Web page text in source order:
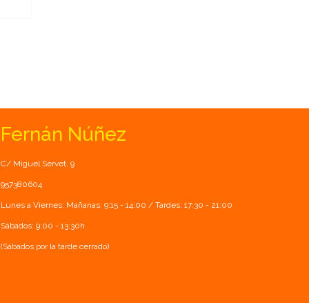
Fernán Núñez
C/ Miguel Servet, 9
957380604
Lunes a Viernes: Mañanas: 9:15 - 14:00 / Tardes: 17:30 - 21:00
Sábados: 9:00 - 13:30h
(Sábados por la tarde cerrado)